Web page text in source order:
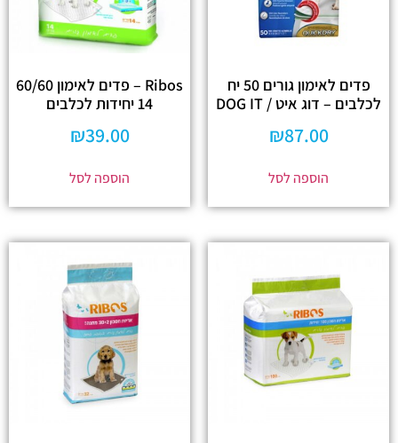
פדים לאימון גורים 50 יח
לכלבים – דוג איט / DOG IT
₪87.00
הוספה לסל
Ribos – פדים לאימון 60/60
14 יחידות לכלבים
₪39.00
הוספה לסל